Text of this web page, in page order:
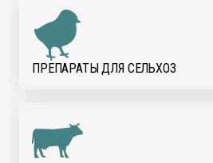
ПРЕПАРАТЫ ДЛЯ CЕЛЬХОЗ